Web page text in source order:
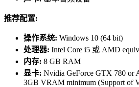
推荐配置:
操作系统: Windows 10 (64 bit)
处理器: Intel Core i5 或 AMD
内存: 8 GB RAM
显卡: Nvidia GeForce GTX 780 or
3GB VRAM minimum (Support of